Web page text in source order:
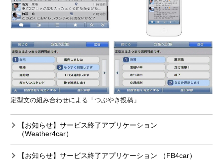
定型文の組み合わせによる「つぶやき投稿」
【お知らせ】サービス終了アプリケーション
（Weather4car）
【お知らせ】サービス終了アプリケーション （FB4car）